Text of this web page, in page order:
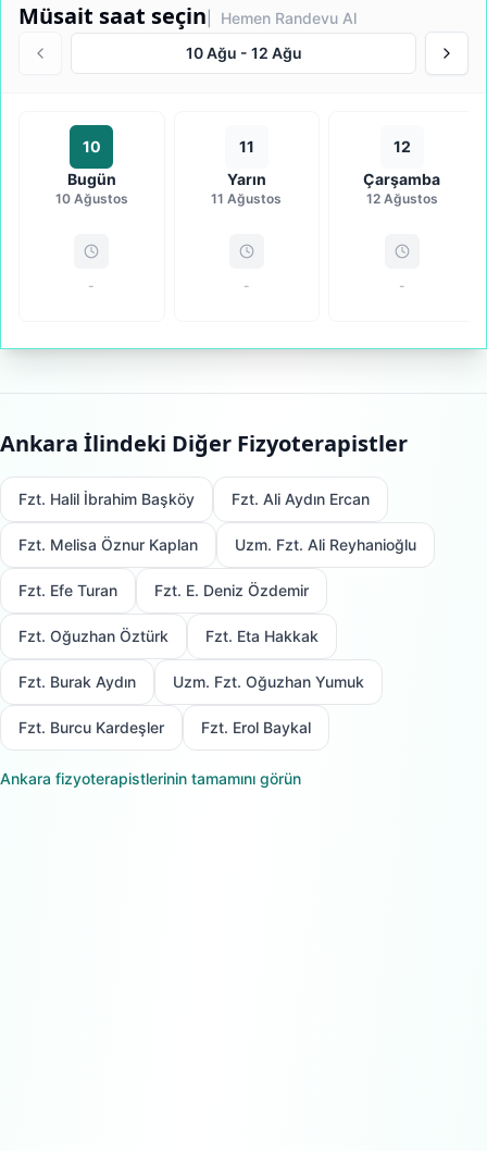
Müsait saat seçin | Hemen Randevu Al
10 Ağu - 12 Ağu
10
Bugün
10 Ağustos
-
11
Yarın
11 Ağustos
-
12
Çarşamba
12 Ağustos
-
Ankara İlindeki Diğer Fizyoterapistler
Fzt. Halil İbrahim Başköy Fzt. Ali Aydın Ercan
Fzt. Melisa Öznur Kaplan Uzm. Fzt. Ali Reyhanioğlu
Fzt. Efe Turan Fzt. E. Deniz Özdemir
Fzt. Oğuzhan Öztürk Fzt. Eta Hakkak
Fzt. Burak Aydın Uzm. Fzt. Oğuzhan Yumuk
Fzt. Burcu Kardeşler Fzt. Erol Baykal
Ankara fizyoterapistlerinin tamamını görün